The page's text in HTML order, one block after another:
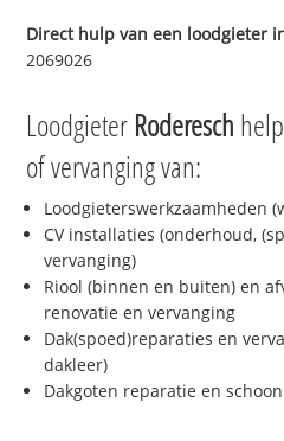
Direct hulp van een loodgieter
2069026
Loodgieter Roderesch
of vervanging van:
Loodgieterswerkzaamheden
CV installaties (onderhoud,
vervanging)
Riool (binnen en buiten) en
renovatie en vervanging
Dak(spoed)reparaties en
dakleer)
Dakgoten reparatie en